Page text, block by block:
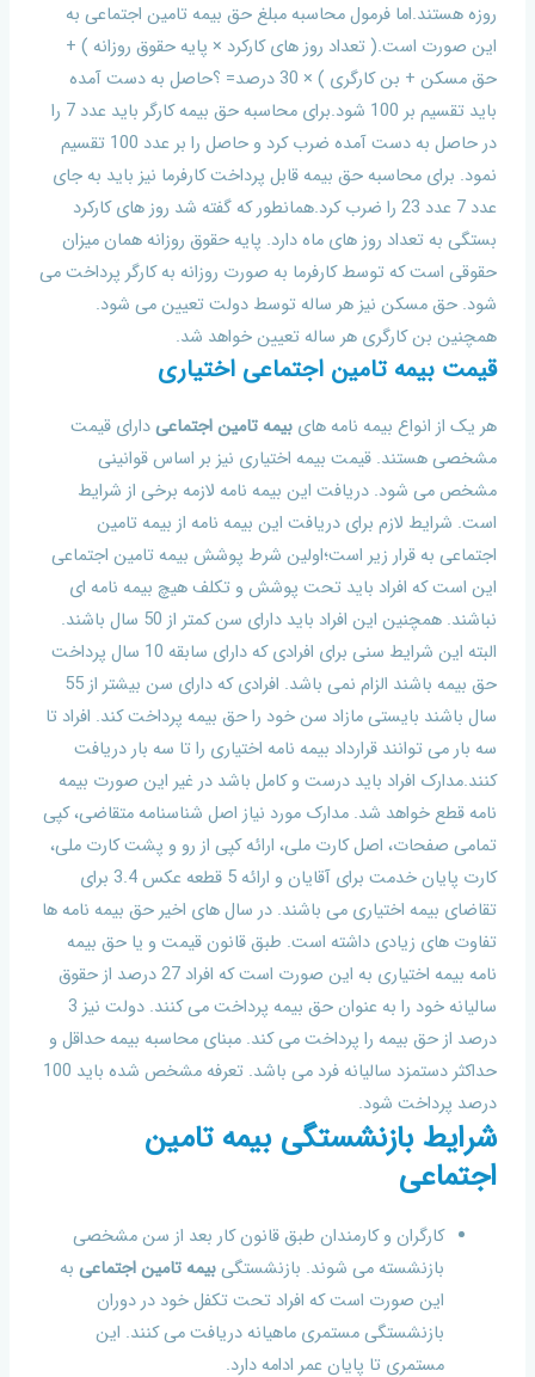
روزه هستند.اما فرمول محاسبه مبلغ حق بیمه تامین اجتماعی به
این صورت است.( تعداد روز های کارکرد × پایه حقوق روزانه ) +
حق مسکن + بن کارگری ) × 30 درصد= ؟حاصل به دست آمده
باید تقسیم بر 100 شود.برای محاسبه حق بیمه کارگر باید عدد 7 را
در حاصل به دست آمده ضرب کرد و حاصل را بر عدد 100 تقسیم
نمود. برای محاسبه حق بیمه قابل پرداخت کارفرما نیز باید به جای
عدد 7 عدد 23 را ضرب کرد.همانطور که گفته شد روز های کارکرد
بستگی به تعداد روز های ماه دارد. پایه حقوق روزانه همان میزان
حقوقی است که توسط کارفرما به صورت روزانه به کارگر پرداخت می
شود. حق مسکن نیز هر ساله توسط دولت تعیین می شود.
همچنین بن کارگری هر ساله تعیین خواهد شد.
قیمت بیمه تامین اجتماعی اختیاری
هر یک از انواع بیمه نامه هایبیمه تامین اجتماعیدارای قیمت
مشخصی هستند. قیمت بیمه اختیاری نیز بر اساس قوانینی
مشخص می شود. دریافت این بیمه نامه لازمه برخی از شرایط
است. شرایط لازم برای دریافت این بیمه نامه از بیمه تامین
اجتماعی به قرار زیر است؛اولین شرط پوشش بیمه تامین اجتماعی
این است که افراد باید تحت پوشش و تکلف هیچ بیمه نامه ای
نباشند. همچنین این افراد باید دارای سن کمتر از 50 سال باشند.
البته این شرایط سنی برای افرادی که دارای سابقه 10 سال پرداخت
حق بیمه باشند الزام نمی باشد. افرادی که دارای سن بیشتر از 55
سال باشند بایستی مازاد سن خود را حق بیمه پرداخت کند. افراد تا
سه بار می توانند قرارداد بیمه نامه اختیاری را تا سه بار دریافت
کنند.مدارک افراد باید درست و کامل باشد در غیر این صورت بیمه
نامه قطع خواهد شد. مدارک مورد نیاز اصل شناسنامه متقاضی، کپی
تمامی صفحات، اصل کارت ملی، ارائه کپی از رو و پشت کارت ملی،
کارت پایان خدمت برای آقایان و ارائه 5 قطعه عکس 3.4 برای
تقاضای بیمه اختیاری می باشند. در سال های اخیر حق بیمه نامه ها
تفاوت های زیادی داشته است. طبق قانون قیمت و یا حق بیمه
نامه بیمه اختیاری به این صورت است که افراد 27 درصد از حقوق
سالیانه خود را به عنوان حق بیمه پرداخت می کنند. دولت نیز 3
درصد از حق بیمه را پرداخت می کند. مبنای محاسبه بیمه حداقل و
حداکثر دستمزد سالیانه فرد می باشد. تعرفه مشخص شده باید 100
درصد پرداخت شود.
شرایط بازنشستگی بیمه تامین
اجتماعی
کارگران و کارمندان طبق قانون کار بعد از سن مشخصی
بازنشسته می شوند. بازنشستگیبیمه تامین اجتماعی به
این صورت است که افراد تحت تکفل خود در دوران
بازنشستگی مستمری ماهیانه دریافت می کنند. این
مستمری تا پایان عمر ادامه دارد.